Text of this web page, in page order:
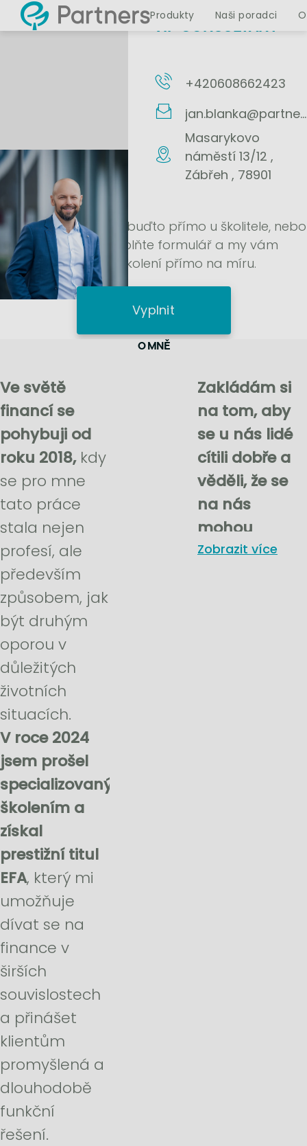
Produkty Naši poradci
VIP CONSULTANT
+420608662423
jan.blanka@partners.cz
Masarykovo
náměstí 13/12 ,
Zábřeh , 78901
Školení si objednejte buďto přímo u školitele, nebo
nám prosím vyplňte formulář a my vám
připravíme školení přímo na míru.
Vyplnit
O MNĚ
Ve světě
financí se
pohybuji od
roku 2018,kdy
se pro mne
tato práce
stala nejen
profesí, ale
především
způsobem, jak
být druhým
oporou v
důležitých
životních
situacích.
V roce 2024
jsem prošel
specializovaným
školením a
získal
prestižní titul
EFA, který mi
umožňuje
dívat se na
finance v
širších
souvislostech
a přinášet
klientům
promyšlená a
dlouhodobě
funkční
řešení.
Zakládám si
na tom, aby
se u nás lidé
cítili dobře a
věděli, že se
na nás
mohou
spolehnout
Zobrazit více